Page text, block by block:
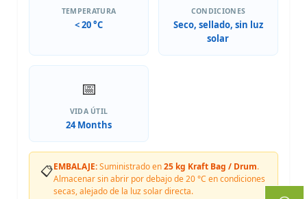
TEMPERATURA
< 20 °C
CONDICIONES
Seco, sellado, sin luz
solar
📅
VIDA ÚTIL
24 Months
📋EMBALAJE:Suministrado en25 kg Kraft Bag / Drum.
Almacenar sin abrir por debajo de 20 °C en condiciones
secas, alejado de la luz solar directa.